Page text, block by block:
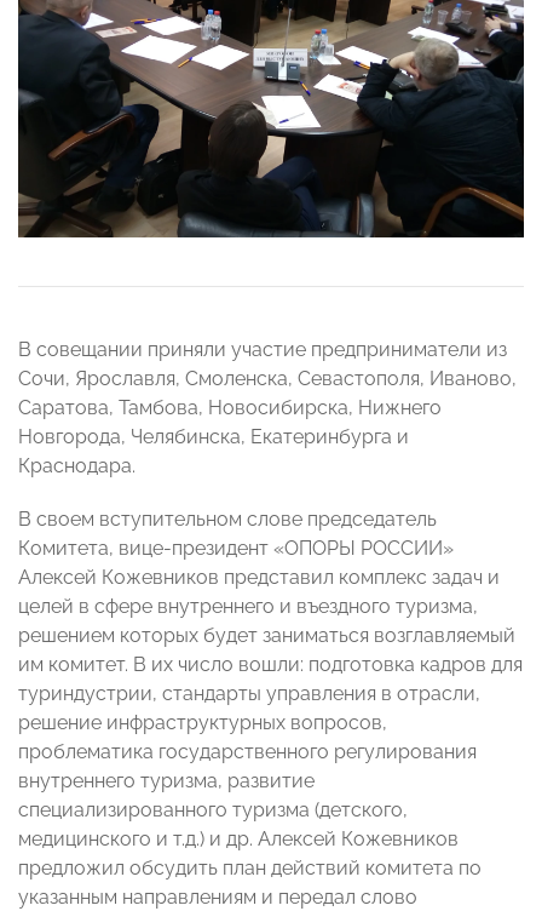
В совещании приняли участие предприниматели из
Сочи, Ярославля, Смоленска, Севастополя, Иваново,
Саратова, Тамбова, Новосибирска, Нижнего
Новгорода, Челябинска, Екатеринбурга и
Краснодара.
В своем вступительном слове председатель
Комитета, вице-президент «ОПОРЫ РОССИИ»
Алексей Кожевников представил комплекс задач и
целей в сфере внутреннего и въездного туризма,
решением которых будет заниматься возглавляемый
им комитет. В их число вошли: подготовка кадров для
туриндустрии, стандарты управления в отрасли,
решение инфраструктурных вопросов,
проблематика государственного регулирования
внутреннего туризма, развитие
специализированного туризма (детского,
медицинского и т.д.) и др. Алексей Кожевников
предложил обсудить план действий комитета по
указанным направлениям и передал слово